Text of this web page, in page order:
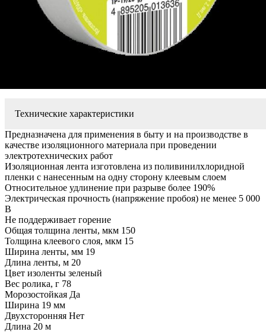
Технические характеристики
Предназначена для применения в быту и на производстве в
качестве изоляционного материала при проведении
электротехнических работ
Изоляционная лента изготовлена из поливинилхлоридной
пленки с нанесенным на одну сторону клеевым слоем
Относительное удлинение при разрыве более 190%
Электрическая прочность (напряжение пробоя) не менее 5 000
В
Не поддерживает горение
Общая толщина ленты, мкм 150
Толщина клеевого слоя, мкм 15
Ширина ленты, мм 19
Длина ленты, м 20
Цвет изоленты зеленый
Вес ролика, г 78
Морозостойкая Да
Ширина 19 мм
Двухсторонняя Нет
Длина 20 м